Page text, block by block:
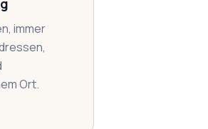
immer
Ort.